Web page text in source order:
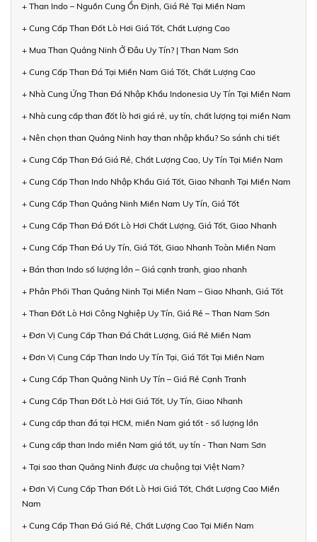
+ Than Indo – Nguồn Cung Ổn Định, Giá Rẻ Tại Miền Nam
+ Cung Cấp Than Đốt Lò Hơi Giá Tốt, Chất Lượng Cao
+ Mua Than Quảng Ninh Ở Đâu Uy Tín? | Than Nam Sơn
+ Cung Cấp Than Đá Tại Miền Nam Giá Tốt, Chất Lượng Cao
+ Nhà Cung Ứng Than Đá Nhập Khẩu Indonesia Uy Tín Tại Miền Nam
+ Nhà cung cấp than đốt lò hơi giá rẻ, uy tín, chất lượng tại miền Nam
+ Nên chọn than Quảng Ninh hay than nhập khẩu? So sánh chi tiết
+ Cung Cấp Than Đá Giá Rẻ, Chất Lượng Cao, Uy Tín Tại Miền Nam
+ Cung Cấp Than Indo Nhập Khẩu Giá Tốt, Giao Nhanh Tại Miền Nam
+ Cung Cấp Than Quảng Ninh Miền Nam Uy Tín, Giá Tốt
+ Cung Cấp Than Đá Đốt Lò Hơi Chất Lượng, Giá Tốt, Giao Nhanh
+ Cung Cấp Than Đá Uy Tín, Giá Tốt, Giao Nhanh Toàn Miền Nam
+ Bán than Indo số lượng lớn – Giá cạnh tranh, giao nhanh
+ Phân Phối Than Quảng Ninh Tại Miền Nam – Giao Nhanh, Giá Tốt
+ Than Đốt Lò Hơi Công Nghiệp Uy Tín, Giá Rẻ – Than Nam Sơn
+ Đơn Vị Cung Cấp Than Đá Chất Lượng, Giá Rẻ Miền Nam
+ Đơn Vị Cung Cấp Than Indo Uy Tín Tại, Giá Tốt Tại Miền Nam
+ Cung Cấp Than Quảng Ninh Uy Tín – Giá Rẻ Cạnh Tranh
+ Cung Cấp Than Đốt Lò Hơi Giá Tốt, Uy Tín, Giao Nhanh
+ Cung cấp than đá tại HCM, miền Nam giá tốt - số lượng lớn
+ Cung cấp than Indo miền Nam giá tốt, uy tín - Than Nam Sơn
+ Tại sao than Quảng Ninh được ưa chuộng tại Việt Nam?
+ Đơn Vị Cung Cấp Than Đốt Lò Hơi Giá Tốt, Chất Lượng Cao Miền
Nam
+ Cung Cấp Than Đá Giá Rẻ, Chất Lượng Cao Tại Miền Nam